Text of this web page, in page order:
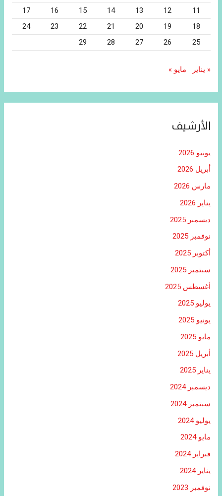
11
12
13
14
15
16
17
18
19
20
21
22
23
24
25
26
27
28
29
« يناير مايو »
الأرشيف
يونيو 2026
أبريل 2026
مارس 2026
يناير 2026
ديسمبر 2025
نوفمبر 2025
أكتوبر 2025
سبتمبر 2025
أغسطس 2025
يوليو 2025
يونيو 2025
مايو 2025
أبريل 2025
يناير 2025
ديسمبر 2024
سبتمبر 2024
يوليو 2024
مايو 2024
فبراير 2024
يناير 2024
نوفمبر 2023